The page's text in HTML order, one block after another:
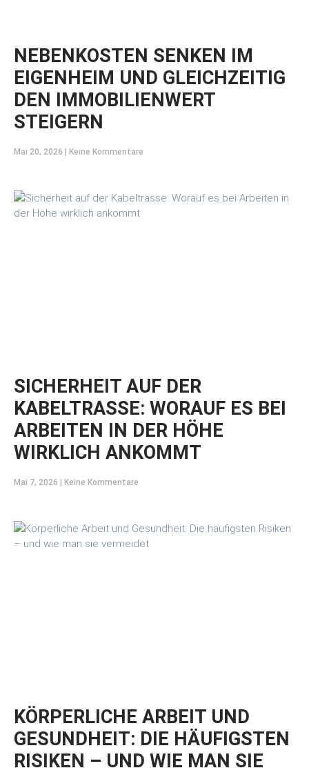
NEBENKOSTEN SENKEN IM
EIGENHEIM UND GLEICHZEITIG
DEN IMMOBILIENWERT
STEIGERN
Mai 20, 2026 Keine Kommentare
SICHERHEIT AUF DER
KABELTRASSE: WORAUF ES BEI
ARBEITEN IN DER HÖHE
WIRKLICH ANKOMMT
Mai 7, 2026 Keine Kommentare
KÖRPERLICHE ARBEIT UND
GESUNDHEIT: DIE HÄUFIGSTEN
RISIKEN – UND WIE MAN SIE